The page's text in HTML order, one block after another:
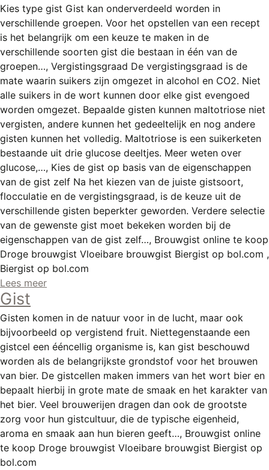
Kies type gist Gist kan onderverdeeld worden in
verschillende groepen. Voor het opstellen van een recept
is het belangrijk om een keuze te maken in de
verschillende soorten gist die bestaan in één van de
groepen…, Vergistingsgraad De vergistingsgraad is de
mate waarin suikers zijn omgezet in alcohol en CO2. Niet
alle suikers in de wort kunnen door elke gist evengoed
worden omgezet. Bepaalde gisten kunnen maltotriose niet
vergisten, andere kunnen het gedeeltelijk en nog andere
gisten kunnen het volledig. Maltotriose is een suikerketen
bestaande uit drie glucose deeltjes. Meer weten over
glucose,…, Kies de gist op basis van de eigenschappen
van de gist zelf Na het kiezen van de juiste gistsoort,
flocculatie en de vergistingsgraad, is de keuze uit de
verschillende gisten beperkter geworden. Verdere selectie
van de gewenste gist moet bekeken worden bij de
eigenschappen van de gist zelf…, Brouwgist online te koop
Droge brouwgist Vloeibare brouwgist Biergist op bol.com ,
Biergist op bol.com
Lees meer
Gist
Gisten komen in de natuur voor in de lucht, maar ook
bijvoorbeeld op vergistend fruit. Niettegenstaande een
gistcel een ééncellig organisme is, kan gist beschouwd
worden als de belangrijkste grondstof voor het brouwen
van bier. De gistcellen maken immers van het wort bier en
bepaalt hierbij in grote mate de smaak en het karakter van
het bier. Veel brouwerijen dragen dan ook de grootste
zorg voor hun gistcultuur, die de typische eigenheid,
aroma en smaak aan hun bieren geeft…, Brouwgist online
te koop Droge brouwgist Vloeibare brouwgist Biergist op
bol.com